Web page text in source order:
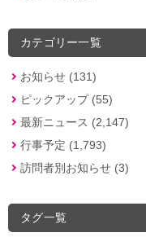
カテゴリー一覧
お知らせ (131)
ピックアップ (55)
最新ニュース (2,147)
行事予定 (1,793)
訪問者別お知らせ (3)
タグ一覧